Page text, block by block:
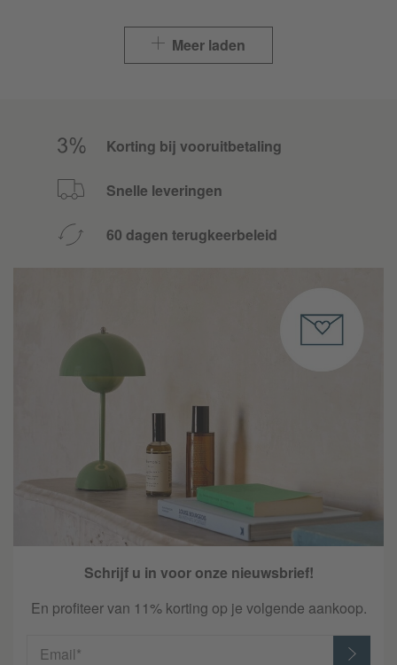
Meer laden
Korting bij vooruitbetaling
Snelle leveringen
60 dagen terugkeerbeleid
Schrijf u in voor onze nieuwsbrief!
En profiteer van 11% korting op je volgende aankoop.
Email*